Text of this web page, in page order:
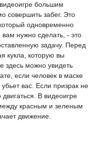
большим
совершить забег. Это
одновременно
вам нужно сделать, - это
задачу. Перед
кукла, которую вы
здесь можно увидеть
если человек в маске
вас. Если призрак не
В видеоигре
красным и зеленым
движение.